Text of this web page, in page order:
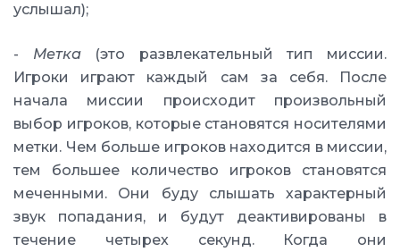
услышал);
- Метка(это развлекательный тип миссии.
Игроки играют каждый сам за себя. После
начала миссии происходит произвольный
выбор игроков, которые становятся носителями
метки. Чем больше игроков находится в миссии,
тем большее количество игроков становятся
меченными. Они буду слышать характерный
звук попадания, и будут деактивированы в
течение четырех секунд. Когда они